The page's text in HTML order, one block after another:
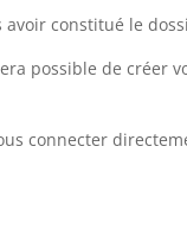
constitué le
possible de créer
connecter